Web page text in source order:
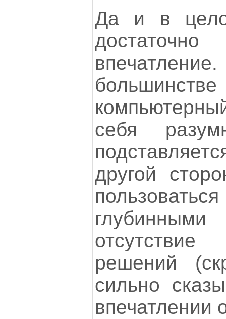
Да и в
достаточно
себя
другой
отсутствие
решений
сильно
впечатлении